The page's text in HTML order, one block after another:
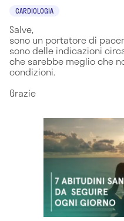
CARDIOLOGIA
Salve,
sono un portatore di
sono delle indicazioni
che sarebbe meglio che
condizioni.
Grazie